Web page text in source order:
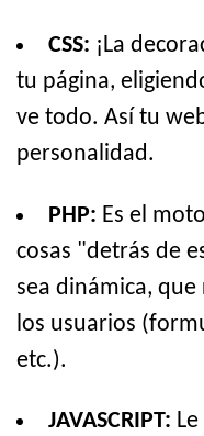
CSS: ¡La
tu página,
ve todo. Así tu
personalidad.
PHP: Es el
cosas "detrás de
sea dinámica,
los usuarios
etc.).
JAVASCRIPT: